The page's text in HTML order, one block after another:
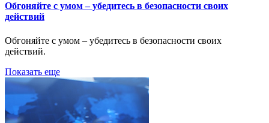
Обгоняйте с умом – убедитесь в безопасности своих
действий
Обгоняйте с умом – убедитесь в безопасности своих
действий.
Показать еще